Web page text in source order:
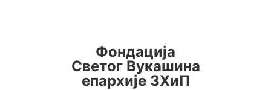
Фондација
Светог Вукашина
епархије ЗХиП